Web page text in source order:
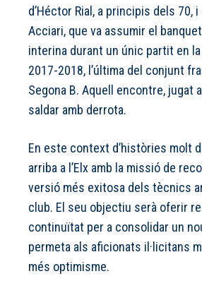
d’Héctor Rial, a principis dels 70,
Acciari, que va assumir el
interina durant un únic partit en
2017-2018, l’última del conjunt
Segona B. Aquell encontre, jugat
saldar amb derrota.
En este context d’històries molt
arriba a l’Elx amb la missió de
versió més exitosa dels tècnics
club. El seu objectiu serà oferir
continuïtat per a consolidar un
permeta als aficionats il·licitans
més optimisme.